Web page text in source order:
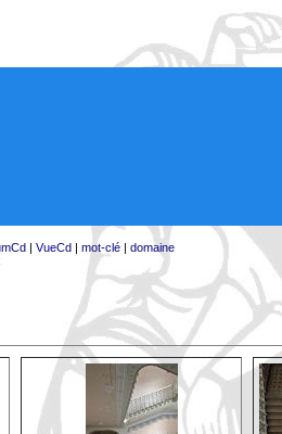
| VueCd| mot-clé| domaine